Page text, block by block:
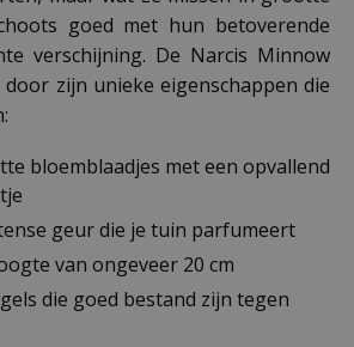
goed met hun betoverende
verschijning. De Narcis Minnow
zijn unieke eigenschappen die
bloemblaadjes met een opvallend
geur die je tuin parfumeert
van ongeveer 20 cm
die goed bestand zijn tegen